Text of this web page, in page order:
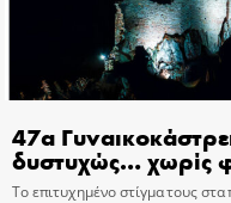
47α
δυστυχώς… χωρίς
Το επιτυχημένο στίγμα τους